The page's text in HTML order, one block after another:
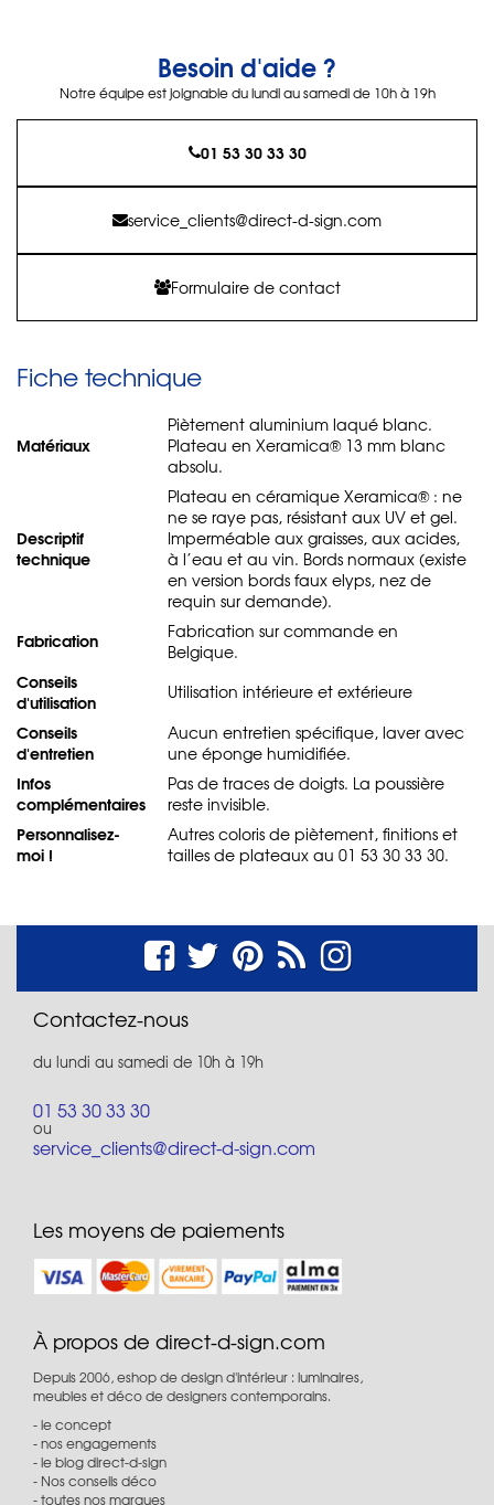
Besoin d'aide ?
Notre équipe est joignable du lundi au samedi de 10h à 19h
01 53 30 33 30
service_clients@direct-d-sign.com
Formulaire de contact
Fiche technique
Matériaux
Piètement aluminium laqué blanc.
Plateau en Xeramica® 13 mm blanc
absolu.
Descriptif
technique
Plateau en céramique Xeramica® : ne
ne se raye pas, résistant aux UV et gel.
Imperméable aux graisses, aux acides,
à l’eau et au vin. Bords normaux (existe
en version bords faux elyps, nez de
requin sur demande).
Fabrication
Fabrication sur commande en
Belgique.
Conseils
d'utilisation
Utilisation intérieure et extérieure
Conseils
d'entretien
Aucun entretien spécifique, laver avec
une éponge humidifiée.
Infos
complémentaires
Pas de traces de doigts. La poussière
reste invisible.
Personnalisez-
moi !
Autres coloris de piètement, finitions et
tailles de plateaux au 01 53 30 33 30.
Contactez-nous
du lundi au samedi de 10h à 19h
01 53 30 33 30
ou
service_clients@direct-d-sign.com
Les moyens de paiements
À propos de direct-d-sign.com
Depuis 2006, eshop de design d'intérieur : luminaires,
meubles et déco de designers contemporains.
le concept
nos engagements
le blog direct-d-sign
Nos conseils déco
toutes nos marques